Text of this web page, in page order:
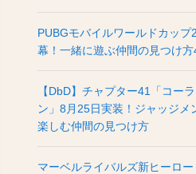
PUBGモバイルワールドカップ
幕！一緒に遊ぶ仲間の見つけ方
【DbD】チャプター41「コー
ン」8月25日実装！ジャッジメ
楽しむ仲間の見つけ方
マーベルライバルズ新ヒーロー